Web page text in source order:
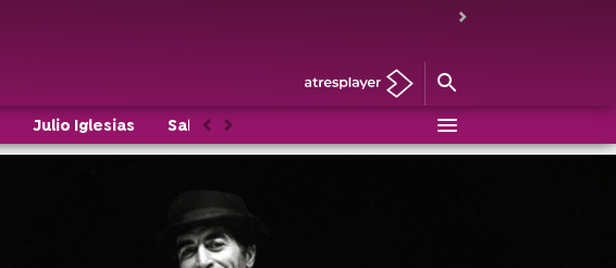
Julio Iglesias SabinaAnteriorSiguiente